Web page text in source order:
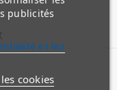
publicités
et les
cookies